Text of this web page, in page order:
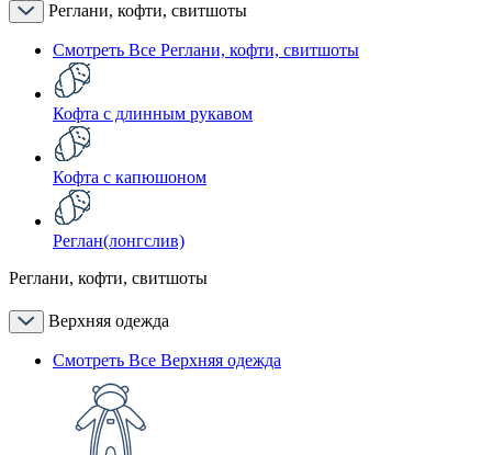
Реглани, кофти, свитшоты
Смотреть Все Реглани, кофти, свитшоты
Кофта с длинным рукавом
Кофта с капюшоном
Реглан(лонгслив)
Реглани, кофти, свитшоты
Верхняя одежда
Смотреть Все Верхняя одежда